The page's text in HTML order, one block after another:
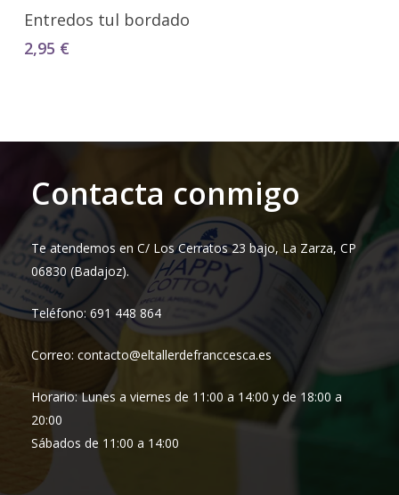
Seleccionar Opciones
Entredos tul bordado
2,95 €
Contacta conmigo
Te atendemos en C/ Los Cerratos 23 bajo, La Zarza, CP
06830 (Badajoz).
Teléfono: 691 448 864
Correo: contacto@eltallerdefranccesca.es
Horario: Lunes a viernes de 11:00 a 14:00 y de 18:00 a
20:00
Sábados de 11:00 a 14:00